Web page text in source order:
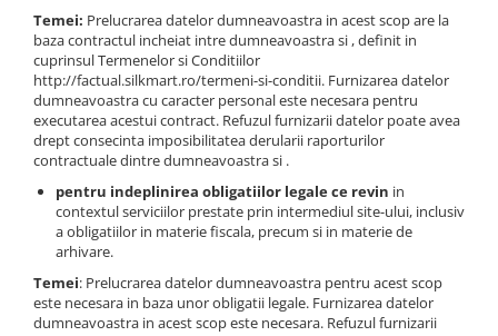
Temei: Prelucrarea datelor dumneavoastra in acest scop are la
baza contractul incheiat intre dumneavoastra si , definit in
cuprinsul Termenelor si Conditiilor
http://factual.silkmart.ro/termeni-si-conditii. Furnizarea datelor
dumneavoastra cu caracter personal este necesara pentru
executarea acestui contract. Refuzul furnizarii datelor poate avea
drept consecinta imposibilitatea derularii raporturilor
contractuale dintre dumneavoastra si .
pentru indeplinirea obligatiilor legale ce revin in
contextul serviciilor prestate prin intermediul site-ului, inclusiv
a obligatiilor in materie fiscala, precum si in materie de
arhivare.
Temei: Prelucrarea datelor dumneavoastra pentru acest scop
este necesara in baza unor obligatii legale. Furnizarea datelor
dumneavoastra in acest scop este necesara. Refuzul furnizarii